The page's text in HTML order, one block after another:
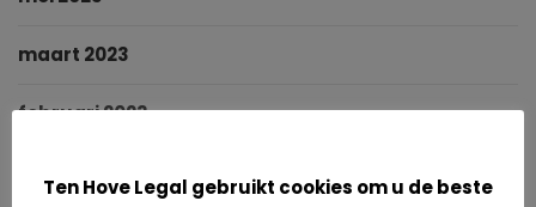
maart 2023
februari 2023
Ten Hove Legal gebruikt cookies om u de beste